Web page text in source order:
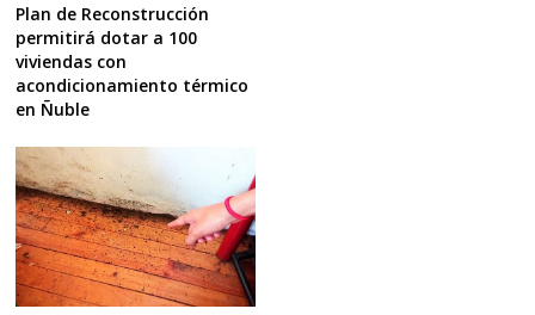
Plan de Reconstrucción
permitirá dotar a 100
viviendas con
acondicionamiento térmico
en Ñuble